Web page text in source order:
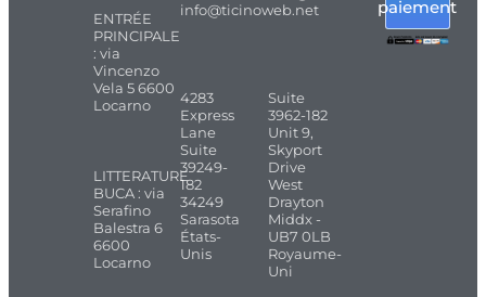
ENTRÉE
PRINCIPALE
: via
Vincenzo
Vela 5 6600
Locarno
LITTERATURE
BUCA : via
Serafino
Balestra 6
6600
Locarno
info@ticinoweb.net
4283
Express
Lane
Suite
39249-
182
34249
Sarasota
États-
Unis
Suite
3962-182
Unit 9,
Skyport
Drive
West
Drayton
Middx -
UB7 0LB
Royaume-
Uni
paiement